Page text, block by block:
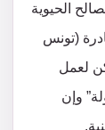
الحيوية
(تونس
لعمل
وإن